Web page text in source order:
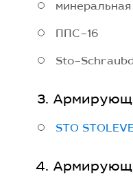
ППС–16
STO